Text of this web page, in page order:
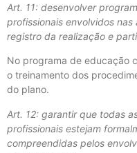
Art. 11: desenvolver
profissionais envolvidos
registro da realização e
No programa de educação
o treinamento dos
do plano.
Art. 12: garantir que todas
profissionais estejam
compreendidas pelos